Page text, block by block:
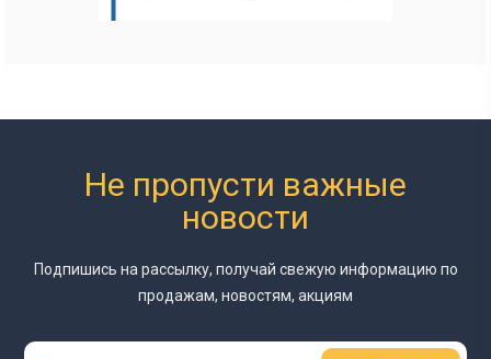
Не пропусти важные
новости
Подпишись на рассылку, получай свежую информацию по
продажам, новостям, акциям